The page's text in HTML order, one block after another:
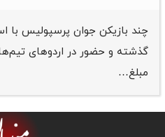
چند بازیکن جوان پرسپولیس با
گذشته و حضور در اردوهای
مبلغ…